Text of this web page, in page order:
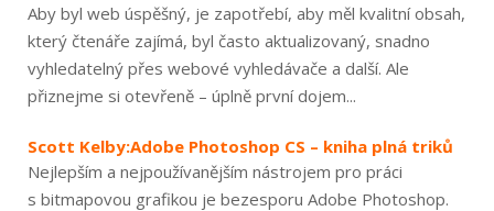
Aby byl web úspěšný, je zapotřebí, aby měl kvalitní obsah,
který čtenáře zajímá, byl často aktualizovaný, snadno
vyhledatelný přes webové vyhledávače a další. Ale
přiznejme si otevřeně – úplně první dojem...
Scott Kelby:Adobe Photoshop CS – kniha plná triků
Nejlepším a nejpoužívanějším nástrojem pro práci
s bitmapovou grafikou je bezesporu Adobe Photoshop.